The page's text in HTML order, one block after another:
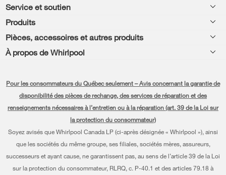
Footer
Service et soutien
Aide relative aux produits
Planifier une installation
Planifier une réparation
Renseignements relatifs à la garantie
Programmes de service prolongé
Mes électroménagers
Produits
Laveuses et sécheuses
Cuisine
Appareils de cuisson
Lave-vaisselle et nettoyage
Trouver un marchand
Pièces, accessoires et autres produits
Accessoires
Programme d’abonnement aux filtres à eau
À propos de Whirlpool
Communiquez avec nous
À propos de nous
Carrières
Pour les consommateurs du Québec seulement – Avis concernant la garantie de
disponibilité des pièces de rechange, des services de réparation et des
renseignements nécessaires à l’entretien ou à la réparation (art. 39 de la Loi sur
la protection du consommateur)
Soyez avisés que Whirlpool Canada LP (ci-après désignée « Whirlpool »), ainsi
que les sociétés du même groupe, ses filiales, sociétés mères, assureurs,
successeurs et ayant cause, ne garantissent pas, au sens de l’article 39 de la Loi
sur la protection du consommateur, RLRQ, c. P-40.1 et des articles 79.18 à